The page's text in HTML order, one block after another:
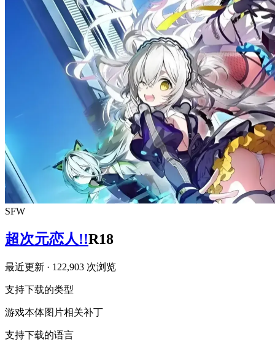
SFW
超次元恋人!!R18
最近更新 · 122,903 次浏览
支持下载的类型
游戏本体图片相关补丁
支持下载的语言